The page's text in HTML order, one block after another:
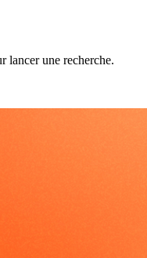
lancer une recherche.